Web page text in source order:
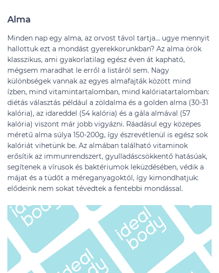
Alma
Minden nap egy alma, az orvost távol tartja… ugye mennyit
hallottuk ezt a mondást gyerekkorunkban? Az alma örök
klasszikus, ami gyakorlatilag egész éven át kapható,
mégsem maradhat le erről a listáról sem. Nagy
különbségek vannak az egyes almafajták között mind
ízben, mind vitamintartalomban, mind kalóriatartalomban:
diétás választás például a zöldalma és a golden alma (30-31
kalória), az idareddel (54 kalória) és a gála almával (57
kalória) viszont már jobb vigyázni. Ráadásul egy közepes
méretű alma súlya 150-200g, így észrevétlenül is egész sok
kalóriát vihetünk be. Az almában található vitaminok
erősítik az immunrendszert, gyulladáscsökkentő hatásúak,
segítenek a vírusok és baktériumok leküzdésében, védik a
májat és a tüdőt a méreganyagoktól, így kimondhatjuk:
elődeink nem sokat tévedtek a fentebbi mondással.